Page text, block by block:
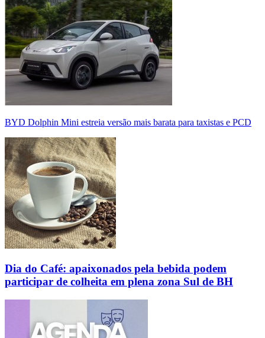
BYD Dolphin Mini estreia versão mais barata para taxistas e PCD
Dia do Café: apaixonados pela bebida podem
participar de colheita em plena zona Sul de BH